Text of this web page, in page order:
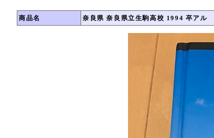
商品名 奈良県 奈良県立生駒高校 1994 卒アル